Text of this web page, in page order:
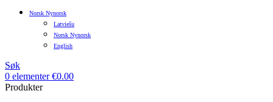
Norsk Nynorsk
Latviešu
Norsk Nynorsk
English
Søk
0 elementer €0.00
Produkter